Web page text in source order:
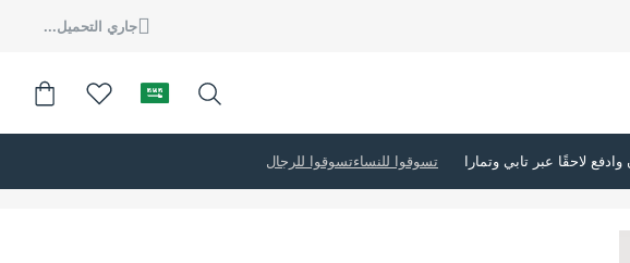
جاري التحميل...
تسوقوا للنساءتسوقوا للرجال